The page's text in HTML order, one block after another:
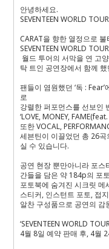
안녕하세요.
SEVENTEEN WORLD
CARAT을 향한 열정으로 불
SEVENTEEN WORLD
월드 투어의 서막을 연 고
탁 트인 공연장에서 함께
팬들이 염원했던 ‘독 :
로
강렬한 퍼포먼스를 선보인
‘LOVE, MONEY,
또한 VOCAL,
세븐틴이 이끌었던 총 26
실 수 있습니다.
공연 현장 뿐만아니라 포스
간들을 담은 약 184p의 포
포토북에 숨겨진 시크릿
스티커, 인스턴트 포토, 접
알찬 구성품으로 공연의 감
‘SEVENTEEN WORLD
4월 8일 예약 판매 후, 4월